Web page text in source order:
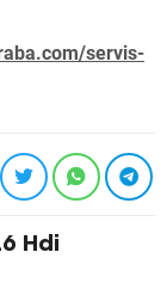
servis-
Hdi